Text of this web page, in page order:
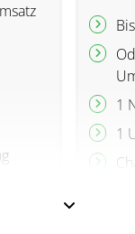
1
1